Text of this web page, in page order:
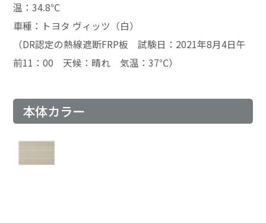
温：34.8℃
車種：トヨタ ヴィッツ（白）
（DR認定の熱線遮断FRP板 試験日：2021年8月4日午
前11：00 天候：晴れ 気温：37℃）
本体カラー